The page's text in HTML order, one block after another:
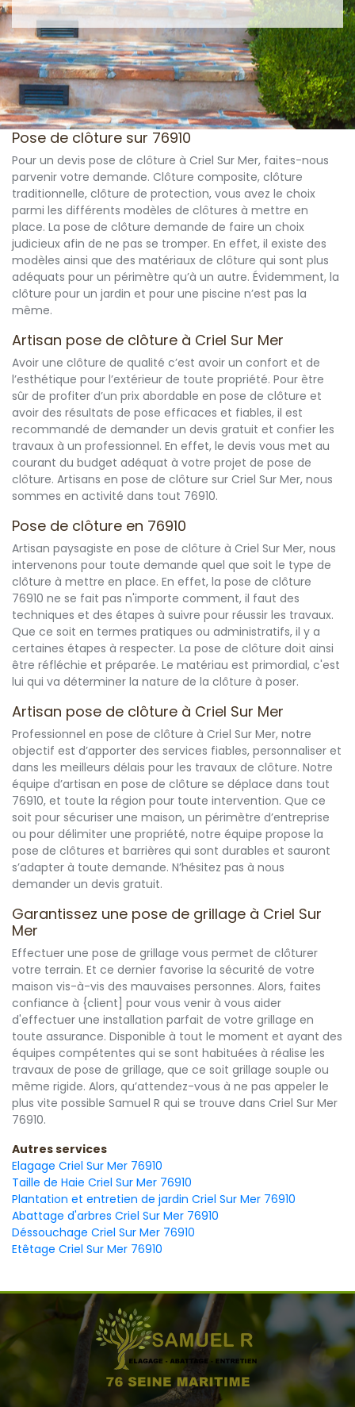
Pose de clôture sur 76910
Pour un devis pose de clôture à Criel Sur Mer, faites-nous
parvenir votre demande. Clôture composite, clôture
traditionnelle, clôture de protection, vous avez le choix
parmi les différents modèles de clôtures à mettre en
place. La pose de clôture demande de faire un choix
judicieux afin de ne pas se tromper. En effet, il existe des
modèles ainsi que des matériaux de clôture qui sont plus
adéquats pour un périmètre qu’à un autre. Évidemment, la
clôture pour un jardin et pour une piscine n’est pas la
même.
Artisan pose de clôture à Criel Sur Mer
Avoir une clôture de qualité c’est avoir un confort et de
l’esthétique pour l’extérieur de toute propriété. Pour être
sûr de profiter d’un prix abordable en pose de clôture et
avoir des résultats de pose efficaces et fiables, il est
recommandé de demander un devis gratuit et confier les
travaux à un professionnel. En effet, le devis vous met au
courant du budget adéquat à votre projet de pose de
clôture. Artisans en pose de clôture sur Criel Sur Mer, nous
sommes en activité dans tout 76910.
Pose de clôture en 76910
Artisan paysagiste en pose de clôture à Criel Sur Mer, nous
intervenons pour toute demande quel que soit le type de
clôture à mettre en place. En effet, la pose de clôture
76910 ne se fait pas n'importe comment, il faut des
techniques et des étapes à suivre pour réussir les travaux.
Que ce soit en termes pratiques ou administratifs, il y a
certaines étapes à respecter. La pose de clôture doit ainsi
être réfléchie et préparée. Le matériau est primordial, c'est
lui qui va déterminer la nature de la clôture à poser.
Artisan pose de clôture à Criel Sur Mer
Professionnel en pose de clôture à Criel Sur Mer, notre
objectif est d’apporter des services fiables, personnaliser et
dans les meilleurs délais pour les travaux de clôture. Notre
équipe d’artisan en pose de clôture se déplace dans tout
76910, et toute la région pour toute intervention. Que ce
soit pour sécuriser une maison, un périmètre d’entreprise
ou pour délimiter une propriété, notre équipe propose la
pose de clôtures et barrières qui sont durables et sauront
s’adapter à toute demande. N’hésitez pas à nous
demander un devis gratuit.
Garantissez une pose de grillage à Criel Sur
Mer
Effectuer une pose de grillage vous permet de clôturer
votre terrain. Et ce dernier favorise la sécurité de votre
maison vis-à-vis des mauvaises personnes. Alors, faites
confiance à {client] pour vous venir à vous aider
d'effectuer une installation parfait de votre grillage en
toute assurance. Disponible à tout le moment et ayant des
équipes compétentes qui se sont habituées à réalise les
travaux de pose de grillage, que ce soit grillage souple ou
même rigide. Alors, qu’attendez-vous à ne pas appeler le
plus vite possible Samuel R qui se trouve dans Criel Sur Mer
76910.
Autres services
Elagage Criel Sur Mer 76910
Taille de Haie Criel Sur Mer 76910
Plantation et entretien de jardin Criel Sur Mer 76910
Abattage d'arbres Criel Sur Mer 76910
Déssouchage Criel Sur Mer 76910
Etêtage Criel Sur Mer 76910